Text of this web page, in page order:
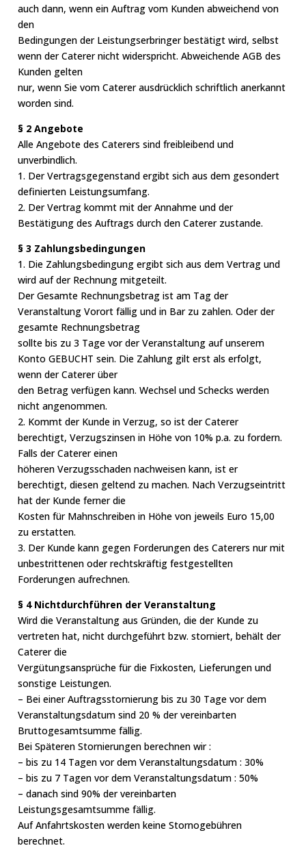
auch dann, wenn ein Auftrag vom Kunden abweichend von
den
Bedingungen der Leistungserbringer bestätigt wird, selbst
wenn der Caterer nicht widerspricht. Abweichende AGB des
Kunden gelten
nur, wenn Sie vom Caterer ausdrücklich schriftlich anerkannt
worden sind.
§ 2 Angebote
Alle Angebote des Caterers sind freibleibend und
unverbindlich.
1. Der Vertragsgegenstand ergibt sich aus dem gesondert
definierten Leistungsumfang.
2. Der Vertrag kommt mit der Annahme und der
Bestätigung des Auftrags durch den Caterer zustande.
§ 3 Zahlungsbedingungen
1. Die Zahlungsbedingung ergibt sich aus dem Vertrag und
wird auf der Rechnung mitgeteilt.
Der Gesamte Rechnungsbetrag ist am Tag der
Veranstaltung Vorort fällig und in Bar zu zahlen. Oder der
gesamte Rechnungsbetrag
sollte bis zu 3 Tage vor der Veranstaltung auf unserem
Konto GEBUCHT sein. Die Zahlung gilt erst als erfolgt,
wenn der Caterer über
den Betrag verfügen kann. Wechsel und Schecks werden
nicht angenommen.
2. Kommt der Kunde in Verzug, so ist der Caterer
berechtigt, Verzugszinsen in Höhe von 10% p.a. zu fordern.
Falls der Caterer einen
höheren Verzugsschaden nachweisen kann, ist er
berechtigt, diesen geltend zu machen. Nach Verzugseintritt
hat der Kunde ferner die
Kosten für Mahnschreiben in Höhe von jeweils Euro 15,00
zu erstatten.
3. Der Kunde kann gegen Forderungen des Caterers nur mit
unbestrittenen oder rechtskräftig festgestellten
Forderungen aufrechnen.
§ 4 Nichtdurchführen der Veranstaltung
Wird die Veranstaltung aus Gründen, die der Kunde zu
vertreten hat, nicht durchgeführt bzw. storniert, behält der
Caterer die
Vergütungsansprüche für die Fixkosten, Lieferungen und
sonstige Leistungen.
– Bei einer Auftragsstornierung bis zu 30 Tage vor dem
Veranstaltungsdatum sind 20 % der vereinbarten
Bruttogesamtsumme fällig.
Bei Späteren Stornierungen berechnen wir :
– bis zu 14 Tagen vor dem Veranstaltungsdatum : 30%
– bis zu 7 Tagen vor dem Veranstaltungsdatum : 50%
– danach sind 90% der vereinbarten
Leistungsgesamtsumme fällig.
Auf Anfahrtskosten werden keine Stornogebühren
berechnet.